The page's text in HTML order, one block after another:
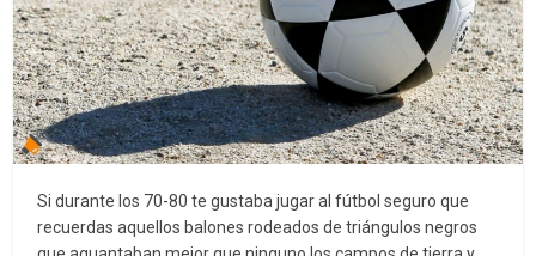
Si durante los 70-80 te gustaba jugar al fútbol seguro que
recuerdas aquellos balones rodeados de triángulos negros